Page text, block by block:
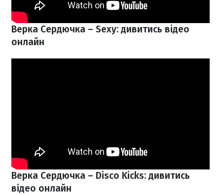
Верка Сердючка – Sexy: дивитись відео
онлайн
Верка Сердючка – Disco Kicks: дивитись
відео онлайн